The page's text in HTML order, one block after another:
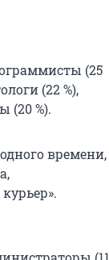
(25
(22 %),
(20 %).
времени,